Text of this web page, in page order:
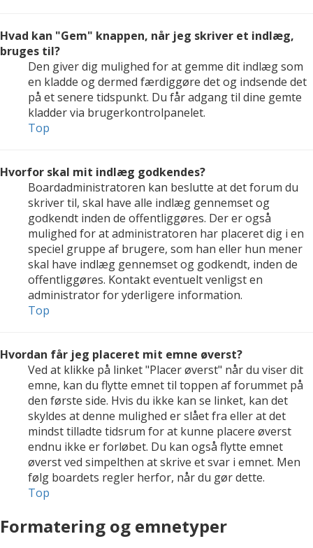
Hvad kan "Gem" knappen, når jeg skriver et indlæg,
bruges til?
Den giver dig mulighed for at gemme dit indlæg som
en kladde og dermed færdiggøre det og indsende det
på et senere tidspunkt. Du får adgang til dine gemte
kladder via brugerkontrolpanelet.
Top
Hvorfor skal mit indlæg godkendes?
Boardadministratoren kan beslutte at det forum du
skriver til, skal have alle indlæg gennemset og
godkendt inden de offentliggøres. Der er også
mulighed for at administratoren har placeret dig i en
speciel gruppe af brugere, som han eller hun mener
skal have indlæg gennemset og godkendt, inden de
offentliggøres. Kontakt eventuelt venligst en
administrator for yderligere information.
Top
Hvordan får jeg placeret mit emne øverst?
Ved at klikke på linket "Placer øverst" når du viser dit
emne, kan du flytte emnet til toppen af forummet på
den første side. Hvis du ikke kan se linket, kan det
skyldes at denne mulighed er slået fra eller at det
mindst tilladte tidsrum for at kunne placere øverst
endnu ikke er forløbet. Du kan også flytte emnet
øverst ved simpelthen at skrive et svar i emnet. Men
følg boardets regler herfor, når du gør dette.
Top
Formatering og emnetyper